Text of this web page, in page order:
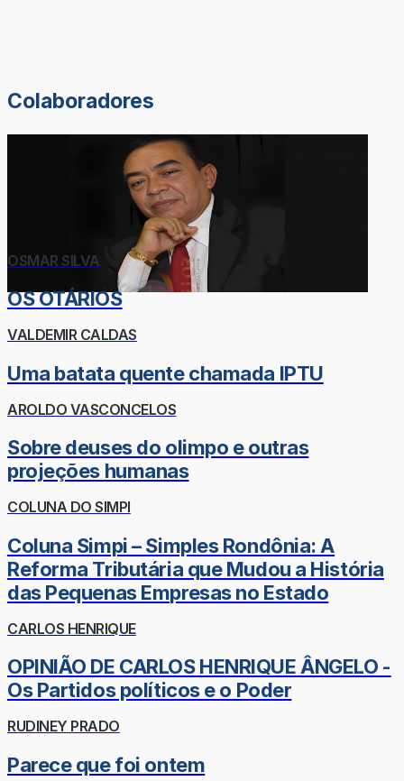
Colaboradores
OSMAR SILVA
OS OTÁRIOS
VALDEMIR CALDAS
Uma batata quente chamada IPTU
AROLDO VASCONCELOS
Sobre deuses do olimpo e outras
projeções humanas
COLUNA DO SIMPI
Coluna Simpi – Simples Rondônia: A
Reforma Tributária que Mudou a História
das Pequenas Empresas no Estado
CARLOS HENRIQUE
OPINIÃO DE CARLOS HENRIQUE ÂNGELO -
Os Partidos políticos e o Poder
RUDINEY PRADO
Parece que foi ontem